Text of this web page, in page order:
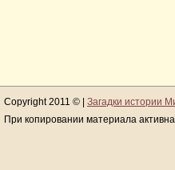
Copyright 2011 © | Загадки истории
При копировании материала